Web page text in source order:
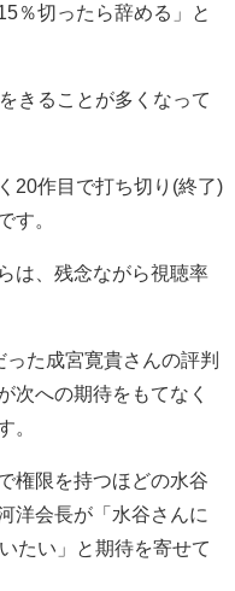
％切ったら辞める」と
きることが多くなって
20作目で打ち切り(終了)
す。
は、 残念ながら視聴率
た成宮寛貴さんの評判
次への期待をもてなく
。
権限を持つほどの水谷
洋会長が「水谷さんに
たい」と期待を寄せて